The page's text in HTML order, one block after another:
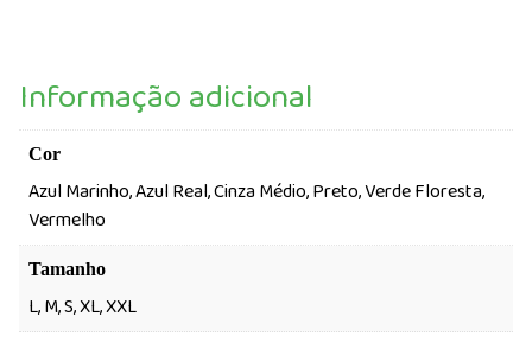
Informação adicional
Cor
Azul Marinho, Azul Real, Cinza Médio, Preto, Verde Floresta,
Vermelho
Tamanho
L, M, S, XL, XXL